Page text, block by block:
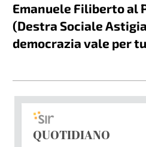
Emanuele Filiberto al
(Destra Sociale
democrazia vale per